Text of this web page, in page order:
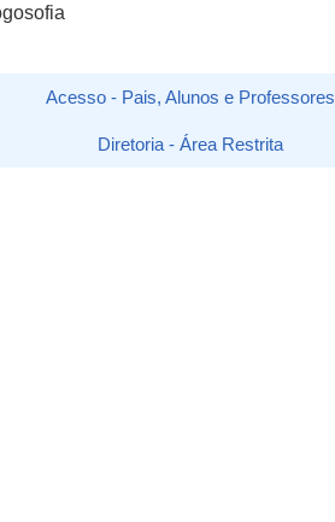
Acesso - Pais, Alunos e Professores
Diretoria - Área Restrita